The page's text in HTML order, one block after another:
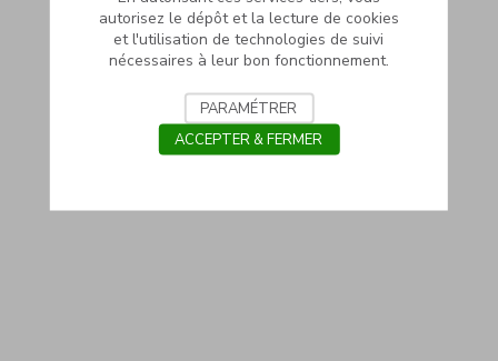
autorisez le dépôt et la lecture de cookies
et l'utilisation de technologies de suivi
nécessaires à leur bon fonctionnement.
PARAMÉTRER
ACCEPTER & FERMER